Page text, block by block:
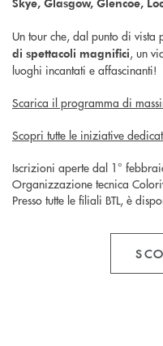
Un tour che, dal punto di vista
di spettacoli magnifici, un
luoghi incantati e affascinanti!
Scarica il programma di
Scopri tutte le iniziative
Iscrizioni aperte dal 1°
Organizzazione tecnica
Presso tutte le filiali BTL, è